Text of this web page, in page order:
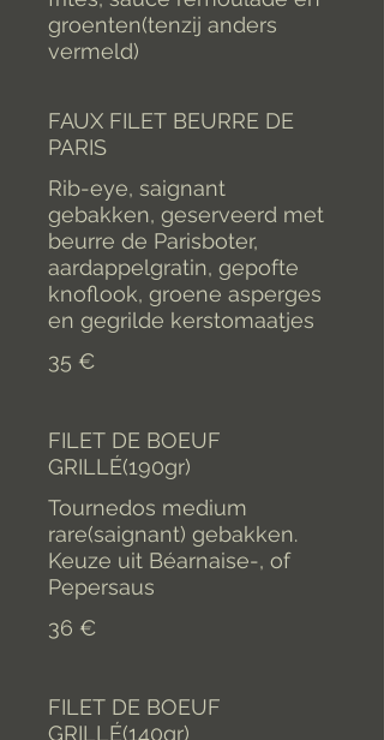
groenten(tenzij anders
vermeld)
FAUX FILET BEURRE DE
PARIS
Rib-eye, saignant
gebakken, geserveerd met
beurre de Parisboter,
aardappelgratin, gepofte
knoflook, groene asperges
en gegrilde kerstomaatjes
35 €
FILET DE BOEUF
GRILLÉ(190gr)
Tournedos medium
rare(saignant) gebakken.
Keuze uit Béarnaise-, of
Pepersaus
36 €
FILET DE BOEUF
GRILLÉ(140gr)